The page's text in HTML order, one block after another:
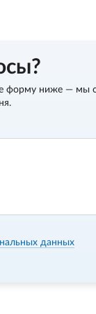
форму ниже — мы
данных